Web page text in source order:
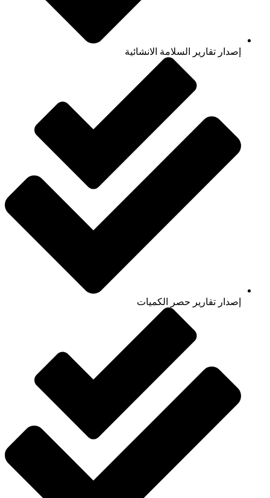
إصدار تقارير السلامة الانشائية
إصدار تقارير حصر الكميات